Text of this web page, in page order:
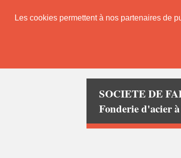
Les cookies permettent à nos partenaires de
SOCIETE DE
Fonderie d'acier